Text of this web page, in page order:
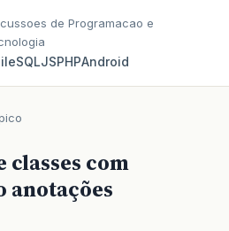
de Programacao e
SQLJSPHPAndroid
classes com
anotações